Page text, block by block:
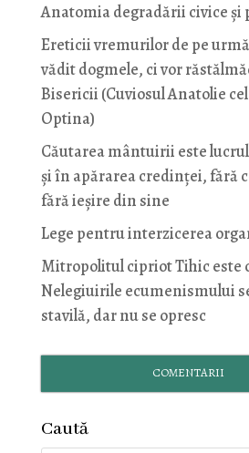
Anatomia degradării civice și
Ereticii vremurilor de pe
vădit dogmele, ci vor
Bisericii (Cuviosul Anatolie
Optina)
Căutarea mântuirii este
și în apărarea credinței, fără
fără ieșire din sine
Lege pentru interzicerea
Mitropolitul cipriot Tihic este
Nelegiuirile ecumenismului
stavilă, dar nu se opresc
COMENTARII
Caută